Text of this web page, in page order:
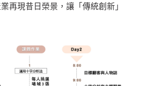
再現昔日榮景，讓「傳統創新」